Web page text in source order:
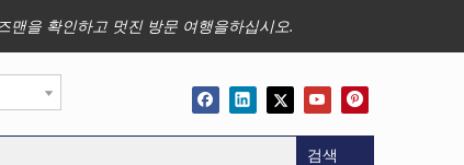
을 확인하고 멋진 방문 여행을하십시오.
검색